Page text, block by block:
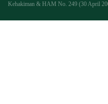
Kehakiman & HAM No. 249 (30 April